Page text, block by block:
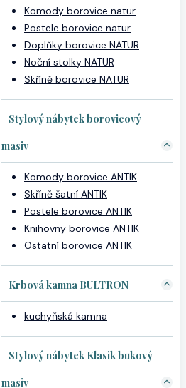
Komody borovice natur
Postele borovice natur
Doplňky borovice NATUR
Noční stolky NATUR
Skříně borovice NATUR
Stylový nábytek borovicový
masiv
Komody borovice ANTIK
Skříně šatní ANTIK
Postele borovice ANTIK
Knihovny borovice ANTIK
Ostatní borovice ANTIK
Krbová kamna BULTRON
kuchyňská kamna
Stylový nábytek Klasik bukový
masiv